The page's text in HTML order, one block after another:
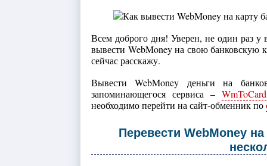
Всем доброго дня! Уверен, не один раз
вывести WebMoney на свою банковскую
сейчас расскажу.
Вывести WebMoney деньги на
запоминающегося сервиса – WmToCard
необходимо перейти на сайт-обменник по
Перевести WebMoney